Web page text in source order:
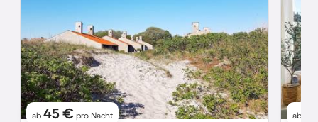
ab 45 € pro Nacht ab